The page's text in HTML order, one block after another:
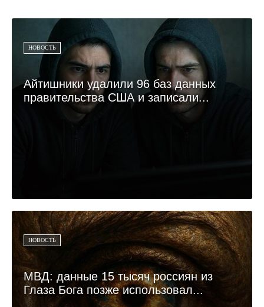
НОВОСТЬ
Айтишники удалили 96 баз данных
правительства США и записали...
НОВОСТЬ
МВД: данные 15 тысяч россиян из
Глаза Бога позже использовал...